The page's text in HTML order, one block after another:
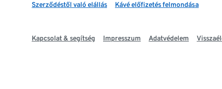
Szerződéstől való elállás Kávé előfizetés felmondása
Kapcsolat & segítség Impresszum Adatvédelem